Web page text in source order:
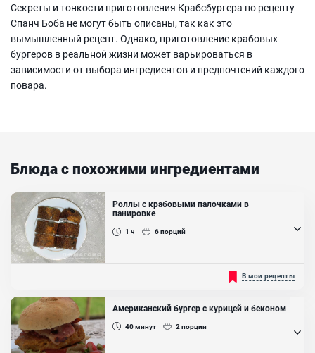
Секреты и тонкости приготовления Крабсбургера по рецепту
Спанч Боба не могут быть описаны, так как это
вымышленный рецепт. Однако, приготовление крабовых
бургеров в реальной жизни может варьироваться в
зависимости от выбора ингредиентов и предпочтений каждого
повара.
Блюда с похожими ингредиентами
Роллы с крабовыми палочками в
панировке
1 ч 6порций
Роллы с крабовыми палочками в панировке — это отличный
рецепт попробовать что-то новенькое в роллах. Приятный вкус
риса с кислинкой уксуса в сочетании с крабовыми палочками и
нежностью творожного сыра хорошо дополняются хрустящей
корочкой панировки....
Ингредиенты:
Яйцо куриное, Рис, Крабовые палочки, Рисовый уксус, Васаби,
В мои рецепты
Американский бургер с курицей и беконом
40минут 2порции